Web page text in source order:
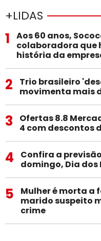
+LIDAS
1
Aos 60 anos,
colaboradora que
história da
2
Trio brasileiro
movimenta mais
3
Ofertas 8.8
4 com descontos
4
Confira a
domingo, Dia dos
5
Mulher é morta a
marido suspeito
crime